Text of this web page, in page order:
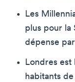
Les
plus pour la
dépense
Londres est
habitants